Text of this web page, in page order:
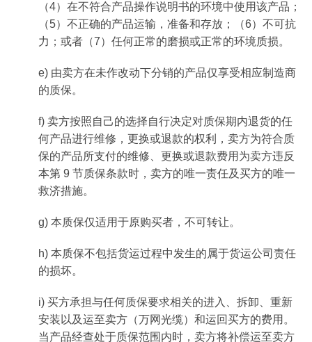
（4）在不符合产品操作说明书的环境中使用该产品；
（5）不正确的产品运输，准备和存放；（6）不可抗
力；或者（7）任何正常的磨损或正常的环境质损。
e) 由卖方在未作改动下分销的产品仅享受相应制造商
的质保。
f) 卖方按照自己的选择自行决定对质保期内退货的任
何产品进行维修，更换或退款的权利，卖方为符合质
保的产品所支付的维修、更换或退款费用为卖方违反
本第 9 节质保条款时，卖方的唯一责任及买方的唯一
救济措施。
g) 本质保仅适用于原购买者，不可转让。
h) 本质保不包括货运过程中发生的属于货运公司责任
的损坏。
i) 买方承担与任何质保要求相关的进入、拆卸、重新
安装以及运至卖方（万网光缆）和运回买方的费用。
当产品经查处于质保范围内时，卖方将补偿运至卖方